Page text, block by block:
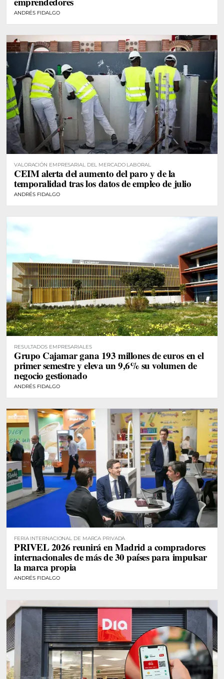
ANDRÉS FIDALGO
VALORACIÓN EMPRESARIAL DEL MERCADO LABORAL
CEIM alerta del aumento del paro y de la
temporalidad tras los datos de empleo de julio
ANDRÉS FIDALGO
RESULTADOS EMPRESARIALES
Grupo Cajamar gana 193 millones de euros en el
primer semestre y eleva un 9,6% su volumen de
negocio gestionado
ANDRÉS FIDALGO
FERIA INTERNACIONAL DE MARCA PRIVADA
PRIVEL 2026 reunirá en Madrid a compradores
internacionales de más de 30 países para impulsar
la marca propia
ANDRÉS FIDALGO